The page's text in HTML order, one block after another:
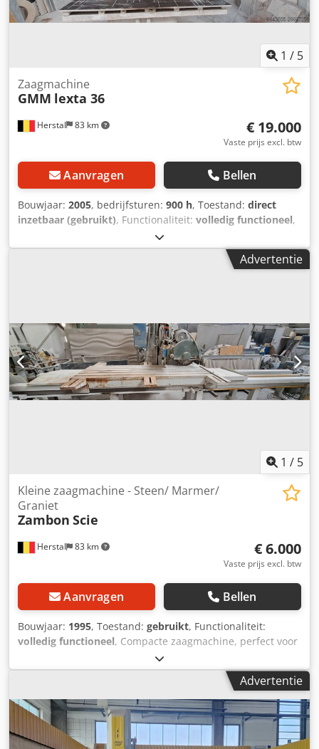
1 / 5
Herstal 83 km
Zaagmachine
GMM lexta 36
€ 19.000
Vaste prijs excl. btw
Aanvragen Bellen
Bouwjaar: 2005, bedrijfsturen: 900 h, Toestand: direct
inzetbaar (gebruikt), Functionaliteit: volledig functioneel,
GMM - Lexta 36 zaagmachine (4 assen) Veelzijdige
zaagmachine voor marmer, graniet en steen, met hoge
precisie en eenvoudige bediening. Dsdpfjx A A Nwjx Aqijkr
Advertentie
1 / 5
Herstal 83 km
Kleine zaagmachine - Steen/ Marmer/
Graniet
Zambon Scie
€ 6.000
Vaste prijs excl. btw
Aanvragen Bellen
Bouwjaar: 1995, Toestand: gebruikt, Functionaliteit:
volledig functioneel, Compacte zaagmachine, perfect voor
het zagen van steen, marmer en graniet. Machine is
volledig functioneel. Eigenschappen: Hydraulische tafel,
zeer praktisch in gebruik elektrische kopverplaatsing
Schijf: Ø 600 mm Dkedpfjx A Dc Sex Aqijr Z-slag: 500 mm
Advertentie